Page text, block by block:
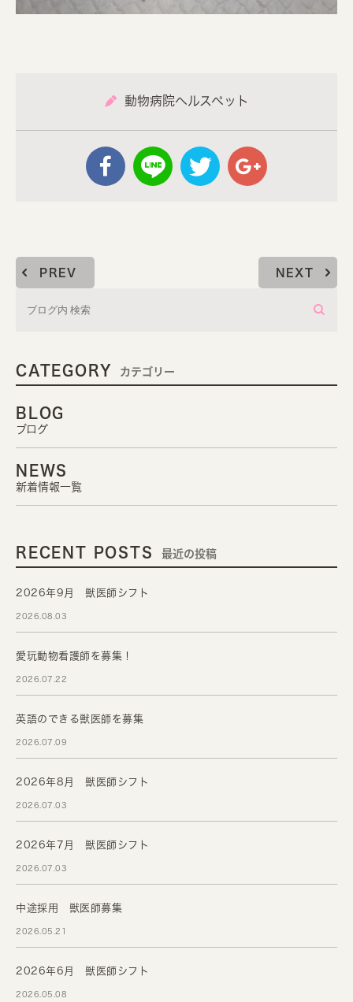
動物病院ヘルスペット
PREV NEXT
CATEGORY カテゴリー
BLOG
ブログ
NEWS
新着情報一覧
RECENT POSTS 最近の投稿
2026年9月 獣医師シフト
2026.08.03
愛玩動物看護師を募集！
2026.07.22
英語のできる獣医師を募集
2026.07.09
2026年8月 獣医師シフト
2026.07.03
2026年7月 獣医師シフト
2026.07.03
中途採用 獣医師募集
2026.05.21
2026年6月 獣医師シフト
2026.05.08